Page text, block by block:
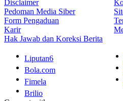
Disclaimer
Pedoman Media Siber
Form Pengaduan
Karir
Hak Jawab dan Koreksi Berita
Liputan6
Bola.com
Fimela
Brilio